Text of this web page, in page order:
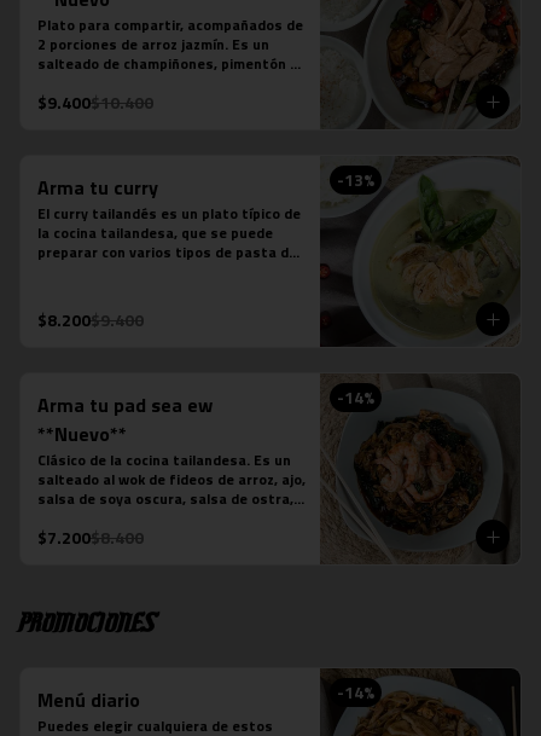
Plato para compartir, acompañados de
2 porciones de arroz jazmín. Es un
salteado de champiñones, pimentón
verde, salsa de soya, salsa de ostra,
$9.400$10.400
-13%
Arma tu curry
El curry tailandés es un plato típico de
la cocina tailandesa, que se puede
preparar con varios tipos de pasta de
plato levemente picante.
Estos son los ingredientes que
-Massaman: Papas, tamarindo y maní
-Panang: Maní y pimentón rojo
-Rojo: Cebolla morada, albahaca
fresca, jugo de piña y tomate
-Verde: Berenjenas, cebolla morada y
albahaca fresca
$8.200$9.400
-14%
Arma tu pad sea ew
**Nuevo**
Clásico de la cocina tailandesa. Es un
salteado al wok de fideos de arroz, ajo,
salsa de soya oscura, salsa de ostra,
elijas. Plato preparado sobre la base
$7.200$8.400
Promociones
-14%
Menú diario
Puedes elegir cualquiera de estos